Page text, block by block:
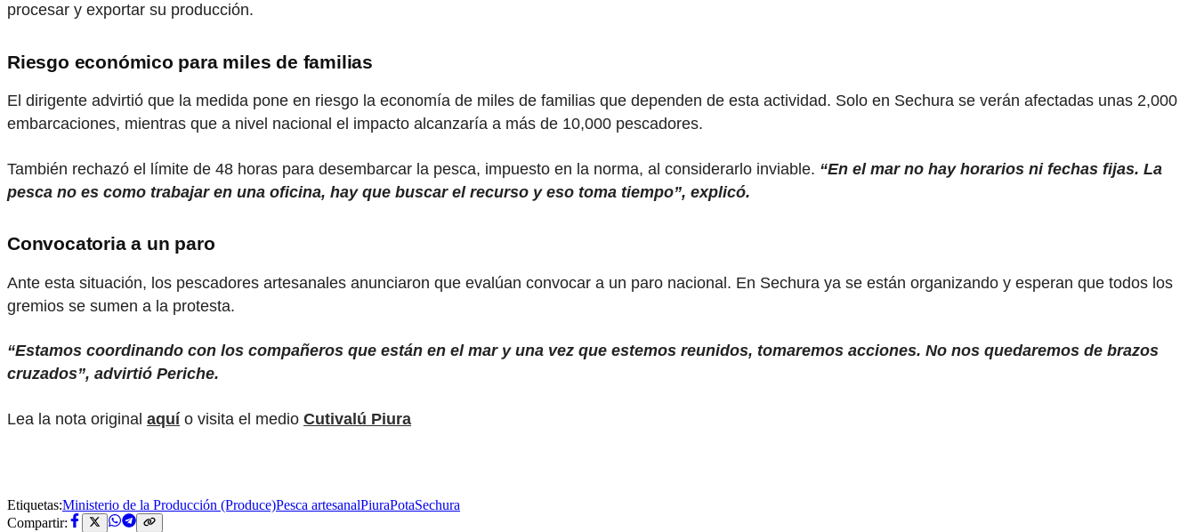
procesar y exportar su producción.
Riesgo económico para miles de familias
El dirigente advirtió que la medida pone en riesgo la economía de miles de familias que dependen de esta actividad. Solo en Sechura se verán afectadas unas 2,000
embarcaciones, mientras que a nivel nacional el impacto alcanzaría a más de 10,000 pescadores.
También rechazó el límite de 48 horas para desembarcar la pesca, impuesto en la norma, al considerarlo inviable. “En el mar no hay horarios ni fechas fijas. La
pesca no es como trabajar en una oficina, hay que buscar el recurso y eso toma tiempo”, explicó.
Convocatoria a un paro
Ante esta situación, los pescadores artesanales anunciaron que evalúan convocar a un paro nacional. En Sechura ya se están organizando y esperan que todos los
gremios se sumen a la protesta.
“Estamos coordinando con los compañeros que están en el mar y una vez que estemos reunidos, tomaremos acciones. No nos quedaremos de brazos
cruzados”, advirtió Periche.
Lea la nota original aquío visita el medio Cutivalú Piura
Etiquetas:Ministerio de la Producción (Produce)Pesca artesanalPiuraPotaSechura
Compartir: